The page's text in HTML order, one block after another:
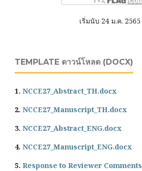
เริ่มนับ 24 ม.ค. 2565
TEMPLATE ดาวน์โหลด (DOCX)
1. NCCE27_Abstract_TH.docx
2. NCCE27_Manuscript_TH.docx
3. NCCE27_Abstract_ENG.docx
4. NCCE27_Manuscript_ENG.docx
5. Response to Reviewer Comments